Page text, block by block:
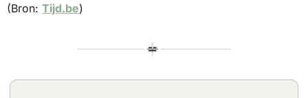
(Bron: Tijd.be)